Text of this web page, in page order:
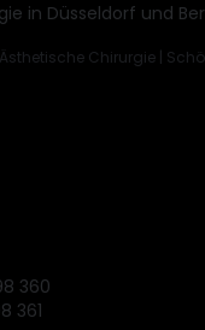
in Düsseldorf und
Chirurgie |
360
361